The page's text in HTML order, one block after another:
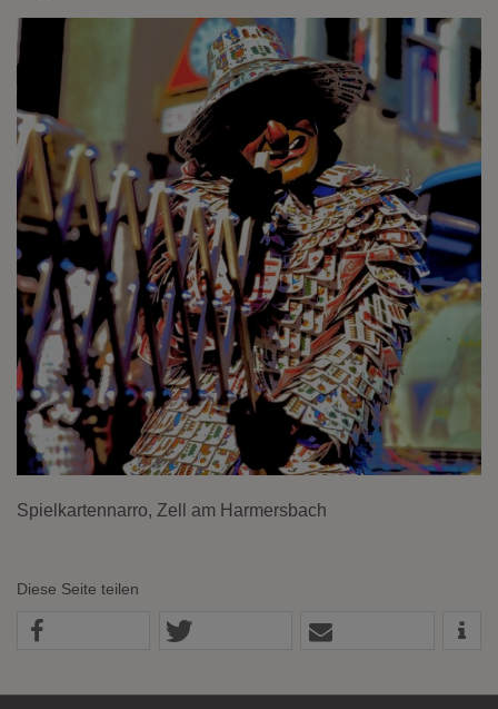
Spielkartennarro, Zell am Harmersbach
Diese Seite teilen